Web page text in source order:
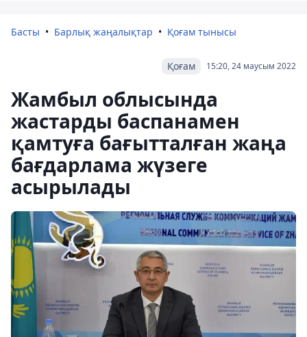
Басты Барлық жаңалықтар Қоғам тынысы
15:20, 24 маусым 2022
Қоғам
Жамбыл облысында
жастарды баспанамен
қамтуға бағытталған жаңа
бағдарлама жүзеге
асырылады